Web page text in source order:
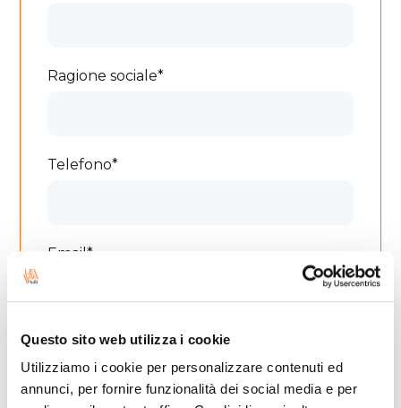
Questo sito web utilizza i cookie
Utilizziamo i cookie per personalizzare contenuti ed
annunci, per fornire funzionalità dei social media e per
Ragione sociale*
Telefono*
Email*
Messaggio